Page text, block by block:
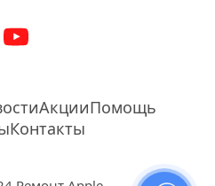
АкцииПомощь
Контакты